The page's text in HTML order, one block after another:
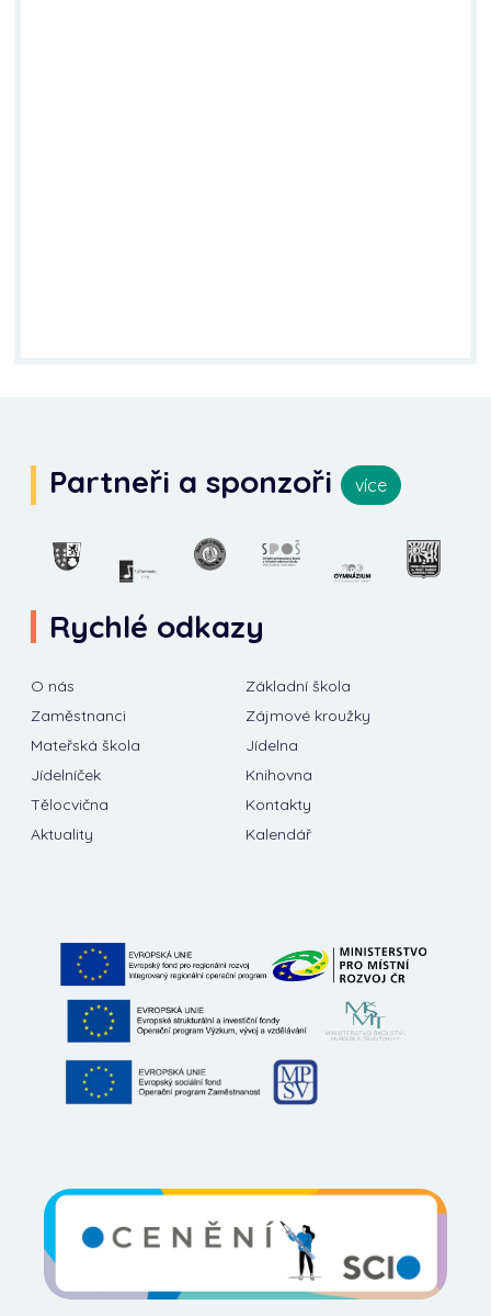
Partneři a sponzoři více
Rychlé odkazy
O nás
Základní škola
Zaměstnanci
Zájmové kroužky
Mateřská škola
Jídelna
Jídelníček
Knihovna
Tělocvična
Kontakty
Aktuality
Kalendář